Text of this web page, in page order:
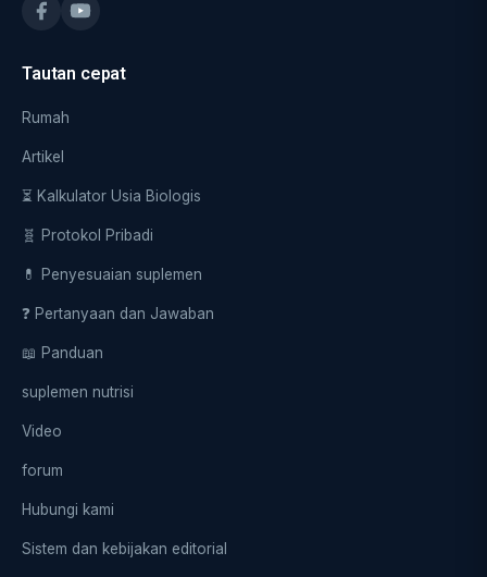
Tautan cepat
Rumah
Artikel
⏳ Kalkulator Usia Biologis
🧬 Protokol Pribadi
💊 Penyesuaian suplemen
❓ Pertanyaan dan Jawaban
📖 Panduan
suplemen nutrisi
Video
forum
Hubungi kami
Sistem dan kebijakan editorial